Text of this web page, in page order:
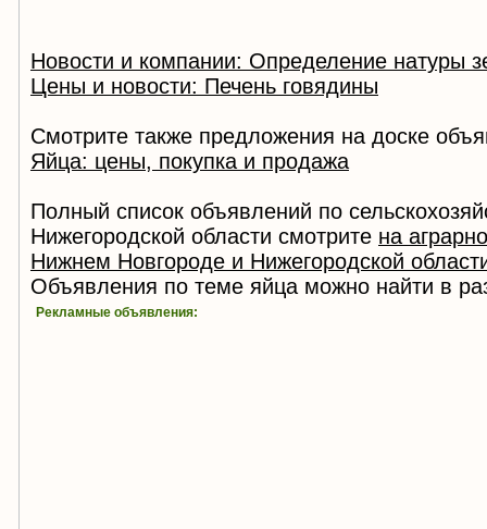
Новости и компании: Определение натуры
Цены и новости: Печень говядины
Смотрите также предложения на доске
Яйца: цены, покупка и продажа
Полный список объявлений по
Нижегородской области смотрите на
Нижнем Новгороде и Нижегородской
Объявления по теме яйца можно найти в
Рекламные объявления: